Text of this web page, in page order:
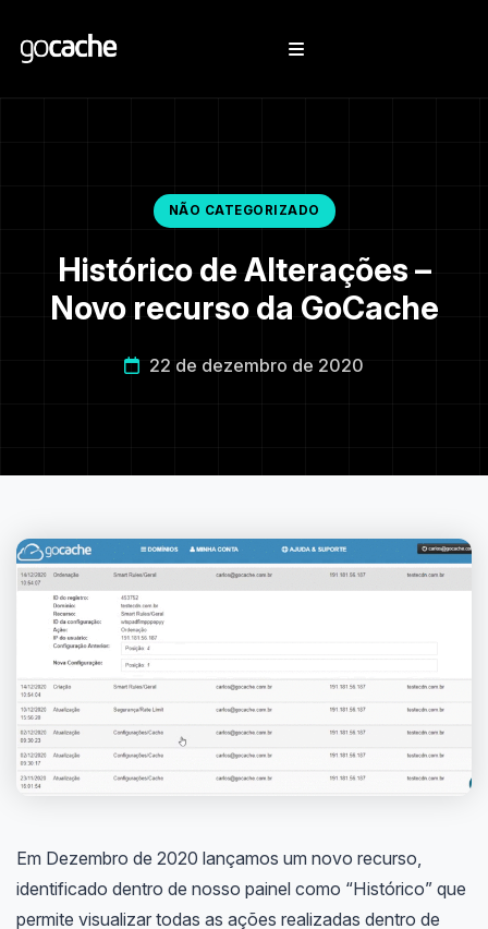
NÃO CATEGORIZADO
Histórico de Alterações –
Novo recurso da GoCache
22 de dezembro de 2020
Em Dezembro de 2020 lançamos um novo recurso,
identificado dentro de nosso painel como “Histórico” que
permite visualizar todas as ações realizadas dentro de